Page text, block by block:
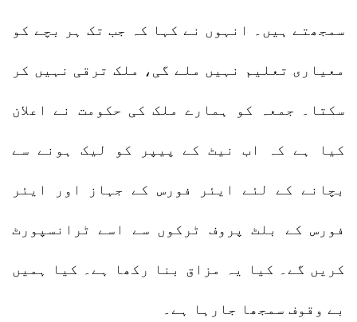
سمجھتے ہیں۔ انہوں نے کہا کہ جب تک ہر بچے کو
معیاری تعلیم نہیں ملے گی، ملک ترقی نہیں کر
سکتا۔ جمعہ کو ہمارے ملک کی حکومت نے اعلان
کیا ہے کہ اب نیٹ کے پیپر کو لیک ہونے سے
بچانے کے لئے ایئر فورس کے جہاز اور ایئر
فورس کے بلٹ پروف ٹرکوں سے اسے ٹرانسپورٹ
کریں گے۔ کیا یہ مزاق بنا رکھا ہے۔ کیا ہمیں
بے وقوف سمجھا جارہا ہے۔